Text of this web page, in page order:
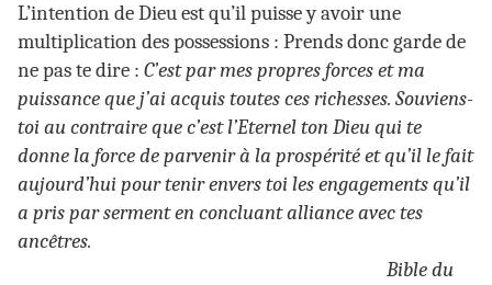
L’intention de Dieu est qu’il puisse y avoir une
multiplication des possessions : Prends donc garde de
ne pas te dire : C’est par mes propres forces et ma
puissance que j’ai acquis toutes ces richesses. Souviens-
toi au contraire que c’est l’Eternel ton Dieu qui te
donne la force de parvenir à la prospérité et qu’il le fait
aujourd’hui pour tenir envers toi les engagements qu’il
a pris par serment en concluant alliance avec tes
ancêtres.
Bible du